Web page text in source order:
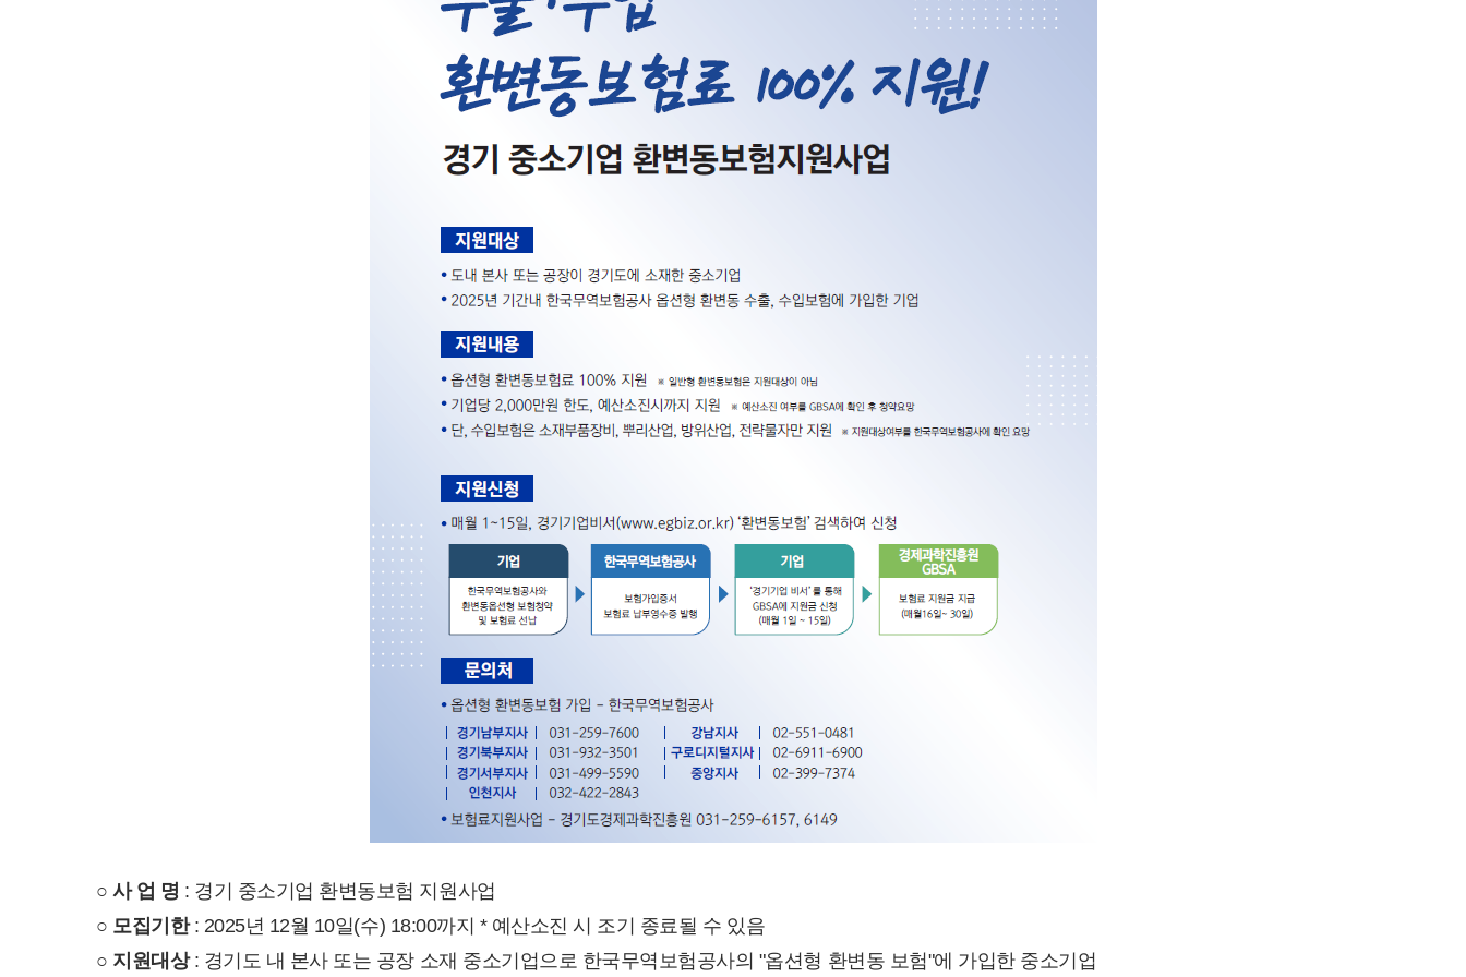
○ 사 업 명 : 경기 중소기업 환변동보험 지원사업
○ 모집기한: 2025년 12월 10일(수) 18:00까지 * 예산소진 시 조기 종료될 수 있음
○ 지원대상: 경기도 내 본사 또는 공장 소재 중소기업으로 한국무역보험공사의 "옵션형 환변동 보험"에 가입한 중소기업